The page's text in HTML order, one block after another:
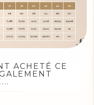
ACHETÉ CE